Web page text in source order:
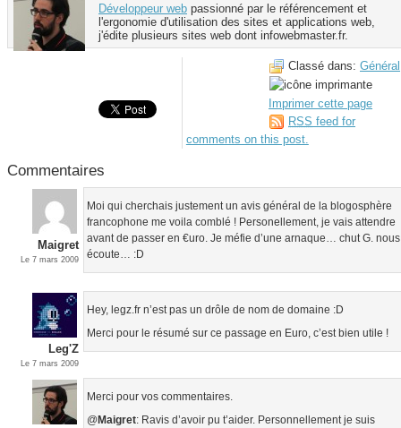
Développeur web passionné par le référencement et
l'ergonomie d'utilisation des sites et applications web,
j'édite plusieurs sites web dont infowebmaster.fr.
Classé dans:Général
Imprimer cette page
RSS feed for
comments on this post.
Commentaires
Maigret
Le 7 mars 2009
Moi qui cherchais justement un avis général de la blogosphère
francophone me voila comblé ! Personellement, je vais attendre
avant de passer en €uro. Je méfie d’une arnaque… chut G. nous
écoute… :D
Leg'Z
Le 7 mars 2009
Hey, legz.fr n’est pas un drôle de nom de domaine :D
Merci pour le résumé sur ce passage en Euro, c’est bien utile !
Merci pour vos commentaires.
@ Maigret: Ravis d’avoir pu t’aider. Personnellement je suis